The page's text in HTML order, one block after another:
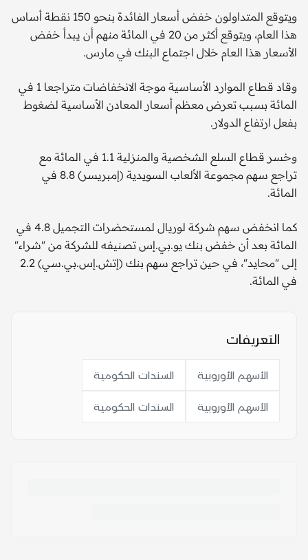
ويتوقع المتداولون خفض أسعار الفائدة بنحو 150 نقطة أساس
هذا العام، ويتوقع أكثر من 20 في المائة منهم أن يبدأ خفض
الأسعار هذا العام خلال اجتماع البنك في مارس.
وقاد قطاع الموارد الأساسية موجة الانخفاضات متراجعا 1 في
المائة بسبب تعرض معظم أسعار المعادن الأساسية لضغوط
بفعل ارتفاع الدولار.
وخسر قطاع السلع الشخصية والمنزلية 1.1 في المائة مع
تراجع سهم مجموعة الألعاب السويدية (إمبريسر) 8.8 في
المائة.
كما انخفض سهم شركة لوريال لمستحضرات التجميل 4.8 في
المائة بعد أن خفض بنك يو.بي.إس تصنيفه للشركة من "شراء"
إلى "محايد"، في حين تراجع سهم بنك (إتش.إس.بي.سي) 2.2
في المائة.
التعريفات
الأسهم الأوروبية السندات الحكومية
الأسهم الأوروبية السندات الحكومية